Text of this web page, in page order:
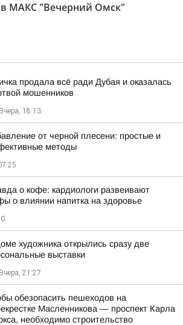
в МАКС "Вечерний Омск"
продала всё ради Дубая и оказалась
мошенников
Вчера, 18:13
от черной плесени: простые и
методы
о кофе: кардиологи развеивают
о влиянии напитка на здоровье
художника открылись сразу две
выставки
Вчера, 21:27
обезопасить пешеходов на
Масленникова — проспект Карла
необходимо строительство